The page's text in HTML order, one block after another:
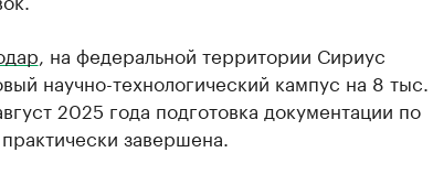
, на федеральной территории Сириус
научно-технологический кампус на 8 тыс.
2025 года подготовка документации по
завершена.